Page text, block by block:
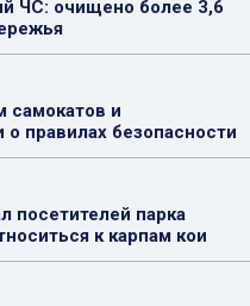
ЧС: очищено более 3,6
и
правилах безопасности
посетителей парка
к карпам кои